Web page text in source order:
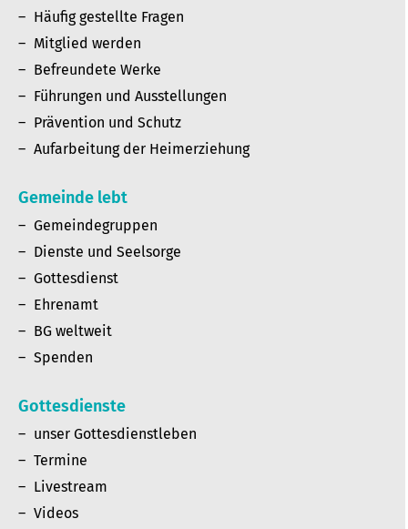
Häufig gestellte Fragen
Mitglied werden
Befreundete Werke
Führungen und Ausstellungen
Prävention und Schutz
Aufarbeitung der Heimerziehung
Gemeinde lebt
Gemeindegruppen
Dienste und Seelsorge
Gottesdienst
Ehrenamt
BG weltweit
Spenden
Gottesdienste
unser Gottesdienstleben
Termine
Livestream
Videos